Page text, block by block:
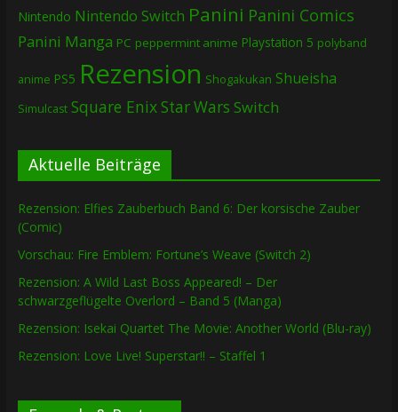
Nintendo Nintendo Switch Panini Panini Comics
Panini Manga PC peppermint anime Playstation 5 polyband
anime PS5 Rezension Shogakukan Shueisha
Simulcast Square EnixStar Wars Switch
Aktuelle Beiträge
Rezension: Elfies Zauberbuch Band 6: Der korsische Zauber
(Comic)
Vorschau: Fire Emblem: Fortune’s Weave (Switch 2)
Rezension: A Wild Last Boss Appeared! – Der
schwarzgeflügelte Overlord – Band 5 (Manga)
Rezension: Isekai Quartet The Movie: Another World (Blu-ray)
Rezension: Love Live! Superstar!! – Staffel 1